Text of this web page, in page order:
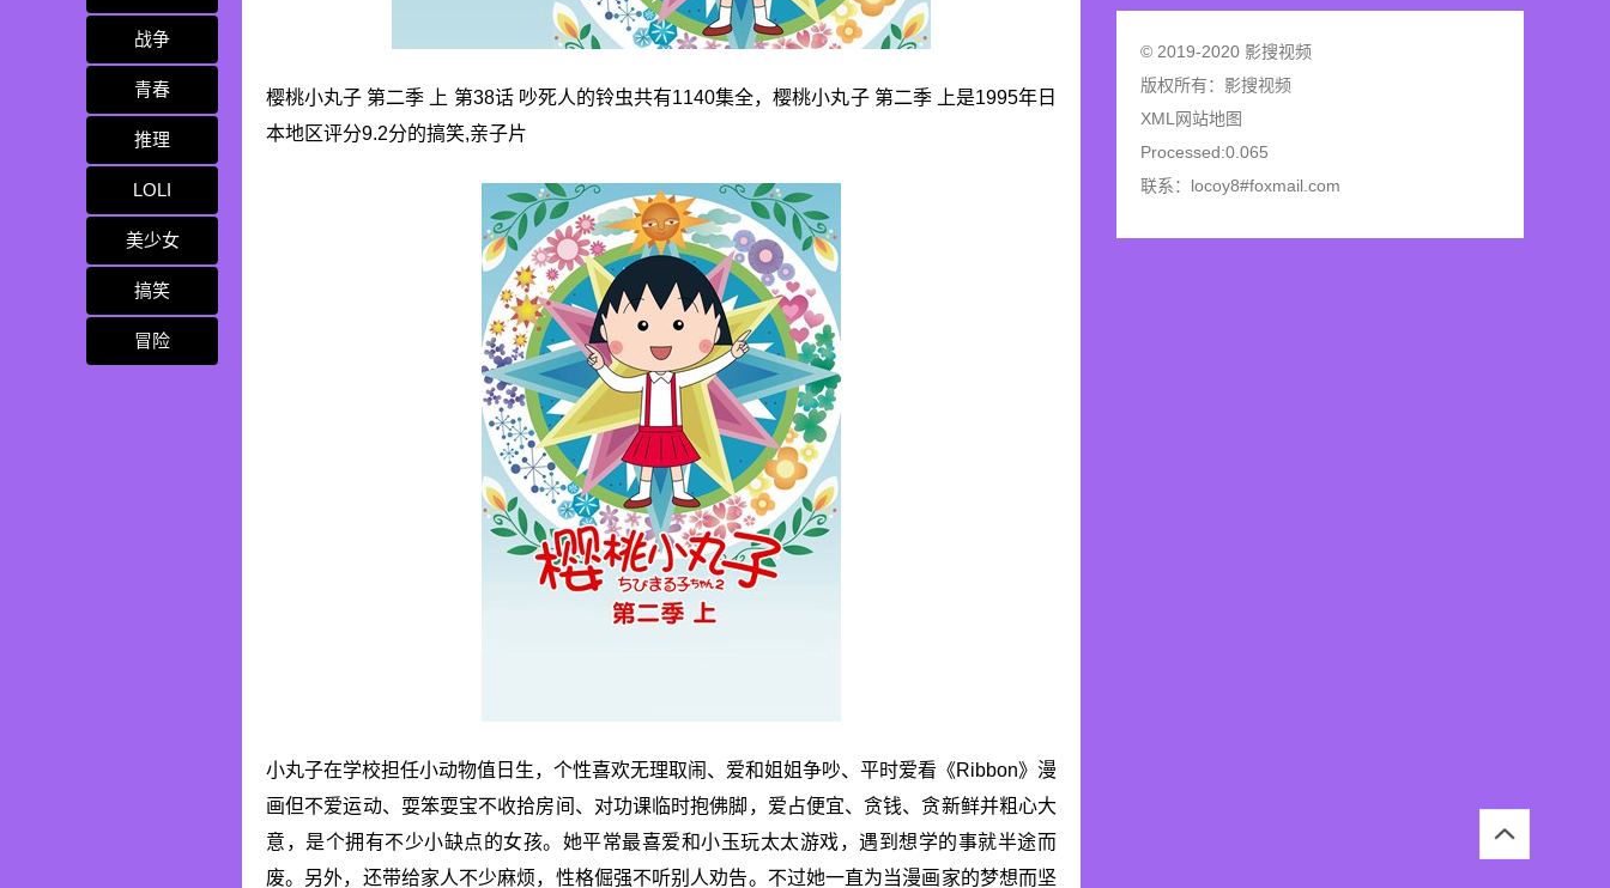
战争
青春
推理
LOLI
美少女
搞笑
冒险
樱桃小丸子 第二季 上 第38话 吵死人的铃虫共有1140集全，樱桃小丸子 第二季 上是1995年日
本地区评分9.2分的搞笑,亲子片
小丸子在学校担任小动物值日生，个性喜欢无理取闹、爱和姐姐争吵、平时爱看《Ribbon》漫
画但不爱运动、耍笨耍宝不收拾房间、对功课临时抱佛脚，爱占便宜、贪钱、贪新鲜并粗心大
意，是个拥有不少小缺点的女孩。她平常最喜爱和小玉玩太太游戏，遇到想学的事就半途而
废。另外，还带给家人不少麻烦，性格倔强不听别人劝告。不过她一直为当漫画家的梦想而坚
© 2019-2020 影搜视频
版权所有： 影搜视频
XML网站地图
Processed:0.065
联系：locoy8#foxmail.com